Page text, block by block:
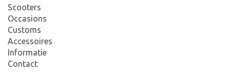
Scooters
Occasions
Customs
Accessoires
Informatie
Contact